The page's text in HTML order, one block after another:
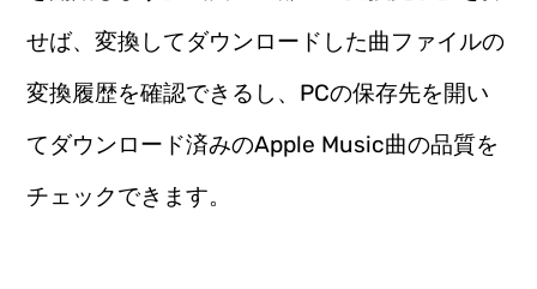
せば、変換してダウンロードした曲ファイルの
変換履歴を確認できるし、PCの保存先を開い
てダウンロード済みのApple Music曲の品質を
チェックできます。